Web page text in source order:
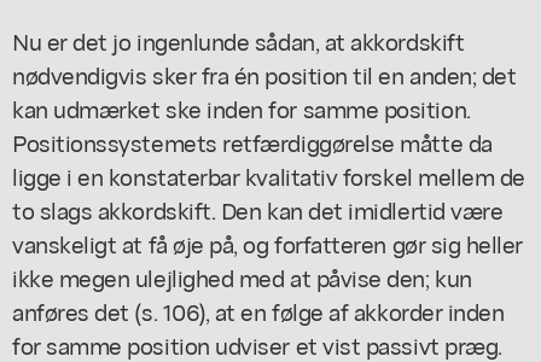
Nu er det jo ingenlunde sådan, at akkordskift
nødvendigvis sker fra én position til en anden; det
kan udmærket ske inden for samme position.
Positionssystemets retfærdiggørelse måtte da
ligge i en konstaterbar kvalitativ forskel mellem de
to slags akkordskift. Den kan det imidlertid være
vanskeligt at få øje på, og forfatteren gør sig heller
ikke megen ulejlighed med at påvise den; kun
anføres det (s. 106), at en følge af akkorder inden
for samme position udviser et vist passivt præg.